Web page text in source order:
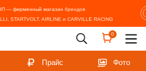
— фирменный магазин брендов
STARTVOLT, AIRLINE и CARVILLE RACING
0
Прайс Фото